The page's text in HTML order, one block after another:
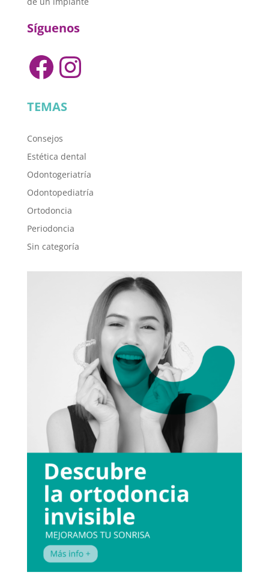
Síguenos
Facebook
Instagram
TEMAS
Consejos
Estética dental
Odontogeriatría
Odontopediatría
Ortodoncia
Periodoncia
Sin categoría